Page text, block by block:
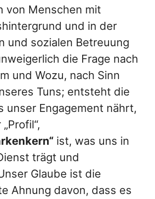
von Menschen mit
und in der
und sozialen Betreuung
die Frage nach
und Wozu, nach Sinn
Tuns; entsteht die
unser Engagement nährt,
ist, was uns in
trägt und
Glaube ist die
Ahnung davon, dass es